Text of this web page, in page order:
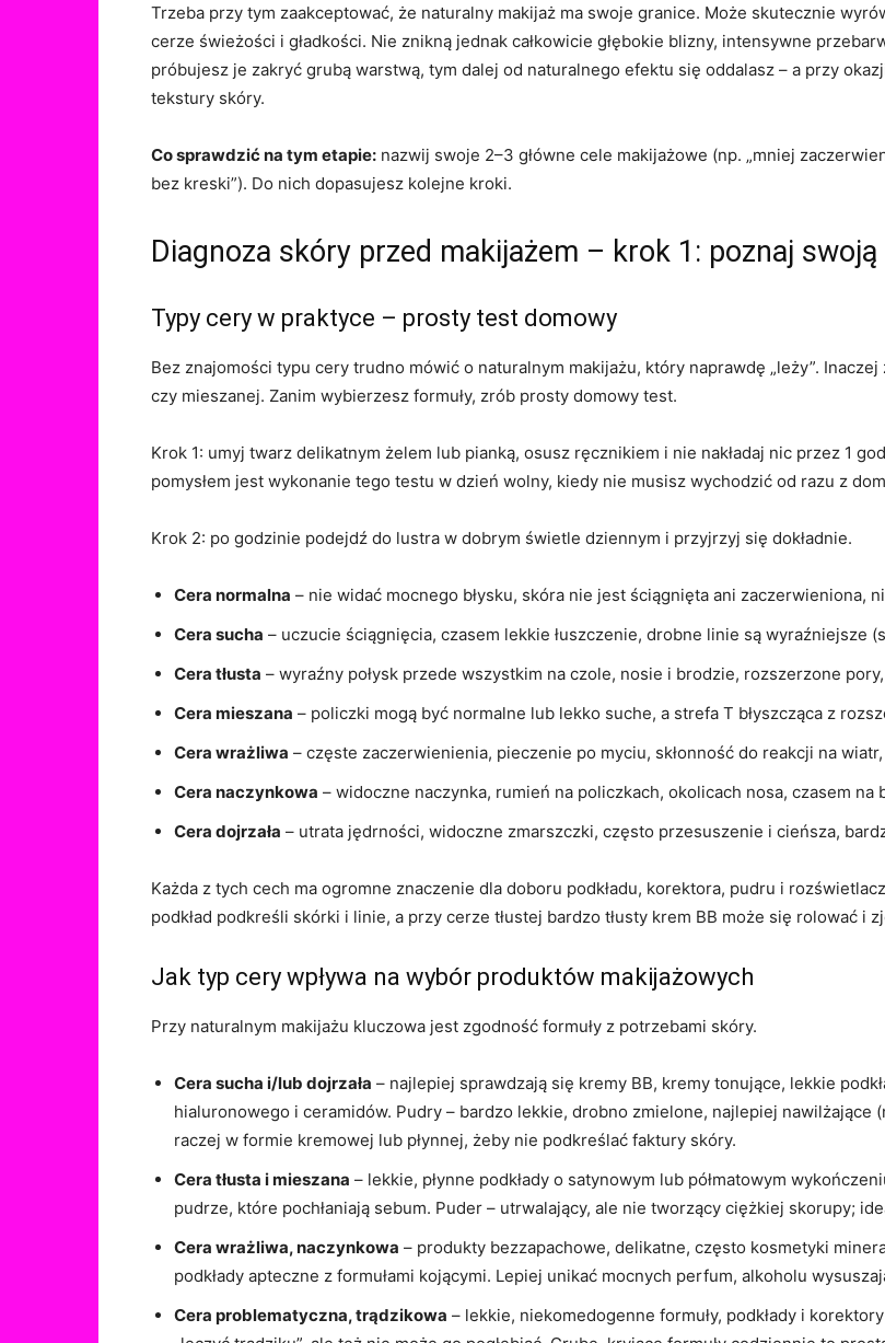
Trzeba przy tym zaakceptować, że naturalny makijaż ma swoje granice. Może skutecznie
cerze świeżości i gładkości. Nie znikną jednak całkowicie głębokie blizny, intensywne
próbujesz je zakryć grubą warstwą, tym dalej od naturalnego efektu się oddalasz – a przy
tekstury skóry.
Co sprawdzić na tym etapie: nazwij swoje 2–3 główne cele makijażowe (np. „mniej
bez kreski”). Do nich dopasujesz kolejne kroki.
Diagnoza skóry przed makijażem – krok 1: poznaj swoją
Typy cery w praktyce – prosty test domowy
Bez znajomości typu cery trudno mówić o naturalnym makijażu, który naprawdę „leży”.
czy mieszanej. Zanim wybierzesz formuły, zrób prosty domowy test.
Krok 1: umyj twarz delikatnym żelem lub pianką, osusz ręcznikiem i nie nakładaj nic przez 1
pomysłem jest wykonanie tego testu w dzień wolny, kiedy nie musisz wychodzić od razu z
Krok 2: po godzinie podejdź do lustra w dobrym świetle dziennym i przyjrzyj się dokładnie.
Cera normalna – nie widać mocnego błysku, skóra nie jest ściągnięta ani zaczerwieniona,
Cera sucha – uczucie ściągnięcia, czasem lekkie łuszczenie, drobne linie są wyraźniejsze
Cera tłusta – wyraźny połysk przede wszystkim na czole, nosie i brodzie, rozszerzone
Cera mieszana – policzki mogą być normalne lub lekko suche, a strefa T błyszcząca z
Cera wrażliwa – częste zaczerwienienia, pieczenie po myciu, skłonność do reakcji na
Cera naczynkowa – widoczne naczynka, rumień na policzkach, okolicach nosa, czasem na
Cera dojrzała – utrata jędrności, widoczne zmarszczki, często przesuszenie i cieńsza,
Każda z tych cech ma ogromne znaczenie dla doboru podkładu, korektora, pudru i
podkład podkreśli skórki i linie, a przy cerze tłustej bardzo tłusty krem BB może się rolować i
Jak typ cery wpływa na wybór produktów makijażowych
Przy naturalnym makijażu kluczowa jest zgodność formuły z potrzebami skóry.
Cera sucha i/lub dojrzała – najlepiej sprawdzają się kremy BB, kremy tonujące, lekkie
hialuronowego i ceramidów. Pudry – bardzo lekkie, drobno zmielone, najlepiej nawilżające
raczej w formie kremowej lub płynnej, żeby nie podkreślać faktury skóry.
Cera tłusta i mieszana – lekkie, płynne podkłady o satynowym lub półmatowym
pudrze, które pochłaniają sebum. Puder – utrwalający, ale nie tworzący ciężkiej skorupy;
Cera wrażliwa, naczynkowa – produkty bezzapachowe, delikatne, często kosmetyki
podkłady apteczne z formułami kojącymi. Lepiej unikać mocnych perfum, alkoholu
Cera problematyczna, trądzikowa – lekkie, niekomedogenne formuły, podkłady i